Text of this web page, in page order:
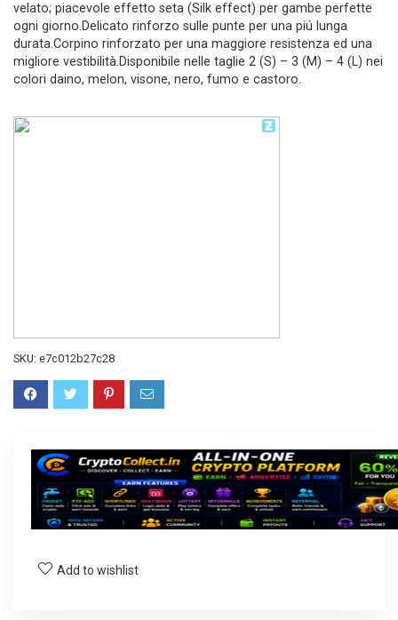
velato; piacevole effetto seta (Silk effect) per gambe perfette
ogni giorno.Delicato rinforzo sulle punte per una piú lunga
durata.Corpino rinforzato per una maggiore resistenza ed una
migliore vestibilità.Disponibile nelle taglie 2 (S) – 3 (M) – 4 (L) nei
colori daino, melon, visone, nero, fumo e castoro.
SKU: e7c012b27c28
Add to wishlist